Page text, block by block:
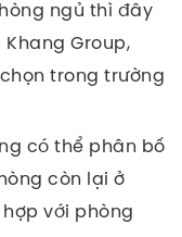
ngủ thì đây
Khang Group,
trong trường
có thể phân bố
còn lại ở
với phòng